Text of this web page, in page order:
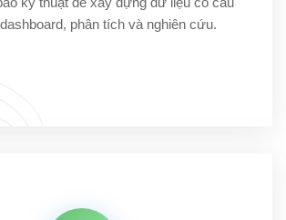
phân tích và nghiên cứu.